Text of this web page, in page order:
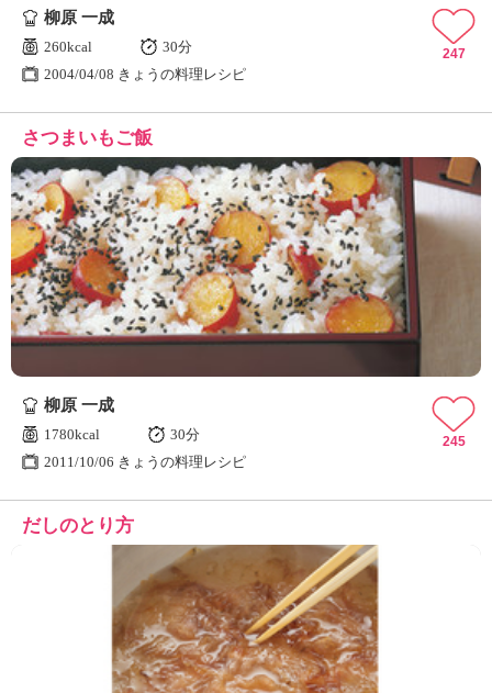
柳原 一成
260kcal
30分
2004/04/08 きょうの料理レシピ
247
さつまいもご飯
柳原 一成
1780kcal
30分
2011/10/06 きょうの料理レシピ
245
だしのとり方